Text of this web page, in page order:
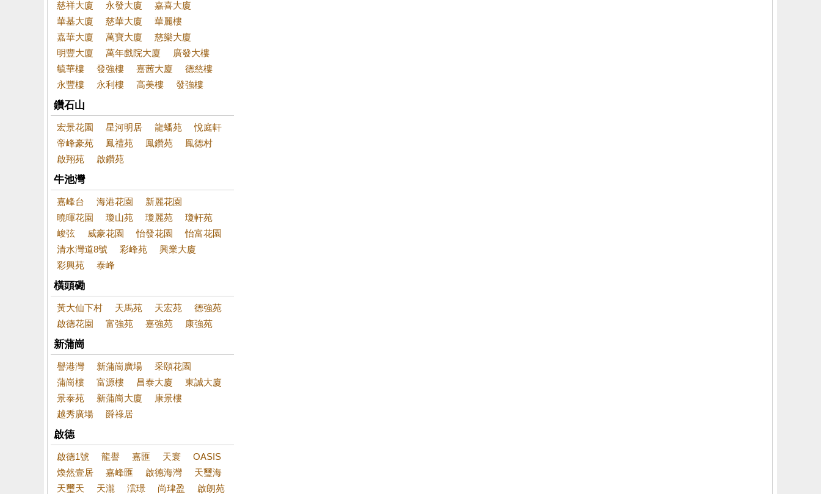
慈祥大廈 永發大廈
嘉喜大廈
華基大廈
慈華大廈
華麗樓
嘉華大廈
萬寶大廈
慈樂大廈
明豐大廈
萬年戲院大廈
廣發大樓
毓華樓
發強樓 嘉茜大廈
德慈樓
永豐樓
永利樓 高美樓 發強樓
鑽石山
宏景花園 星河明居 龍蟠苑
悅庭軒
帝峰豪苑
鳳禮苑 鳳鑽苑
鳳德村
啟翔苑
啟鑽苑
牛池灣
嘉峰台 海港花園
新麗花園
曉暉花園
瓊山苑 瓊麗苑
瓊軒苑
峻弦
威豪花園 怡發花園
怡富花園
清水灣道8號
彩峰苑
興業大廈
彩興苑
泰峰
橫頭磡
黃大仙下村 天馬苑 天宏苑
德強苑
啟德花園
富強苑 嘉強苑 康強苑
新蒲崗
譽港灣 新蒲崗廣場
采頤花園
蒲崗樓
富源樓 昌泰大廈
東誠大廈
景泰苑
新蒲崗大廈
康景樓
越秀廣場
爵祿居
啟德
啟德1號 龍譽 嘉匯 天寰
OASIS
煥然壹居
嘉峰匯 啟德海灣
天璽海
天璽天
天瀧 澐璟 尚珒盈
啟朗苑